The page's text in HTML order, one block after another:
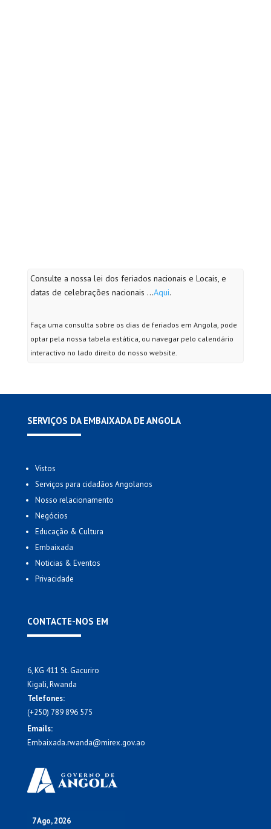
Consulte a nossa lei dos feriados nacionais e Locais, e
datas de celebrações nacionais …Aqui.
Faça uma consulta sobre os dias de feriados em Angola, pode
optar pela nossa tabela estática, ou navegar pelo calendário
interactivo no lado direito do nosso website.
SERVIÇOS DA EMBAIXADA DE ANGOLA
Vistos
Serviços para cidadãos Angolanos
Nosso relacionamento
Negócios
Educação & Cultura
Embaixada
Noticias & Eventos
Privacidade
CONTACTE-NOS EM
6, KG 411 St. Gacuriro
Kigali, Rwanda
Telefones:
(+250) 789 896 575
Emails:
Embaixada.rwanda@mirex.gov.ao
7 Ago, 2026